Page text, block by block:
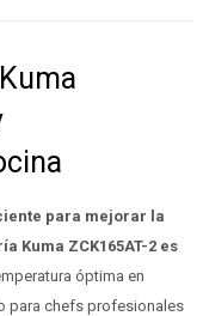
para mejorar la
Kuma ZCK165AT-2 es
óptima en
para chefs profesionales